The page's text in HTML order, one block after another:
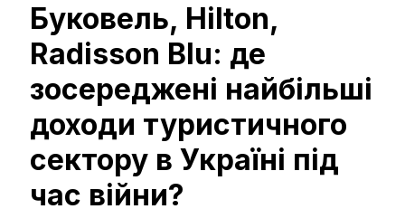
Буковель, Hilton,
Radisson Blu: де
зосереджені найбільші
доходи туристичного
сектору в Україні під
час війни?